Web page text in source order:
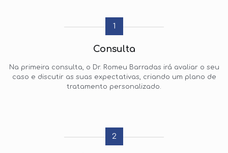
1
Consulta
Na primeira consulta, o Dr. Romeu Barradas irá avaliar o seu
caso e discutir as suas expectativas, criando um plano de
tratamento personalizado.
2